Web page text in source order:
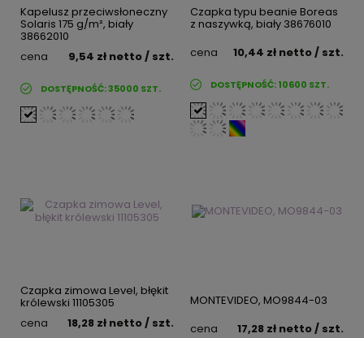
Kapelusz przeciwsłoneczny
Solaris 175 g/m², biały
38662010
cena
9,54 zł netto/ szt.
DOSTĘPNOŚĆ:35000 SZT.
Czapka typu beanie Boreas
z naszywką, biały 38676010
cena
10,44 zł netto/ szt.
DOSTĘPNOŚĆ:10600 SZT.
Czapka zimowa Level, błękit
królewski 11105305
cena
18,28 zł netto/ szt.
MONTEVIDEO, MO9844-03
cena
17,28 zł netto/ szt.